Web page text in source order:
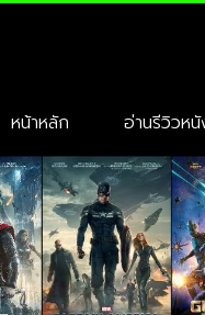
หน้าหลัก อ่านรีวิวห